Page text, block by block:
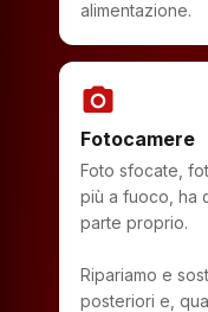
alimentazione.
photo_camera
Fotocamere
Foto sfocate,
più a fuoco, ha
parte proprio.
Ripariamo e
posteriori e,